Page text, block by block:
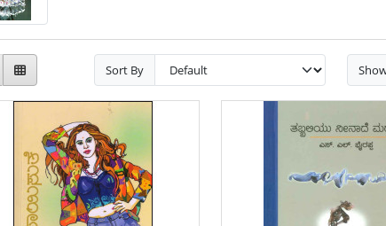
Sort By